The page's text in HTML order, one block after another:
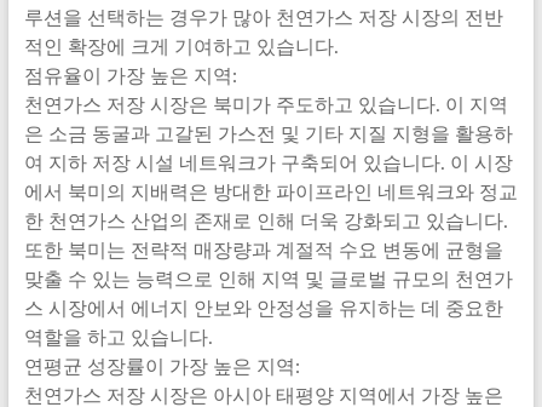
루션을 선택하는 경우가 많아 천연가스 저장 시장의 전반
적인 확장에 크게 기여하고 있습니다.
점유율이 가장 높은 지역:
천연가스 저장 시장은 북미가 주도하고 있습니다. 이 지역
은 소금 동굴과 고갈된 가스전 및 기타 지질 지형을 활용하
여 지하 저장 시설 네트워크가 구축되어 있습니다. 이 시장
에서 북미의 지배력은 방대한 파이프라인 네트워크와 정교
한 천연가스 산업의 존재로 인해 더욱 강화되고 있습니다.
또한 북미는 전략적 매장량과 계절적 수요 변동에 균형을
맞출 수 있는 능력으로 인해 지역 및 글로벌 규모의 천연가
스 시장에서 에너지 안보와 안정성을 유지하는 데 중요한
역할을 하고 있습니다.
연평균 성장률이 가장 높은 지역:
천연가스 저장 시장은 아시아 태평양 지역에서 가장 높은